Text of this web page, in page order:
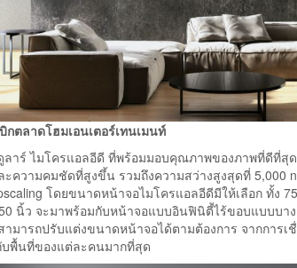
กตลาดโฮมเอนเตอร์เทนเมนท์
ลาร์ ไมโครแอลอีดี ที่พร้อมมอบคุณภาพของภาพที่ดีที่
ความคมชัดที่สูงขึ้น รวมถึงความสว่างสูงสุดที่ 5,000
โดยขนาดหน้าจอไมโครแอลอีดีมีให้เลือก ทั้ง
นิ้ว จะมาพร้อมกับหน้าจอแบบอินฟินิตี้ไร้ขอบแบบบา
มารถปรับแต่งขนาดหน้าจอได้ตามต้องการ จากการเ
บพื้นที่ของแต่ละคนมากที่สุด